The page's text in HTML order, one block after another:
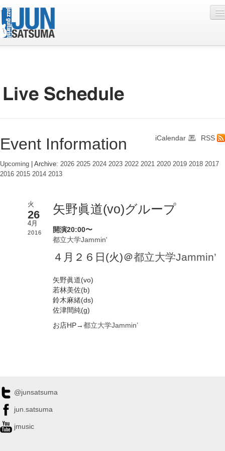
Discography
Photo
Contact
Online Lesson
RSS
iCalendar
Event Information
Upcoming | Archive: 2026 2025 2024 2023 2022 2021 2020 2019 2018 2017
2016 2015 2014 2013
火
26
4月
2016
矢野眞道(vo)グループ
開演20:00〜
都立大学Jammin'
４月２６日(火)＠都立大学Jammin’
矢野眞道(vo)
若林美佐(b)
鈴木麻緒(ds)
佐津間純(g)
お店HP→都立大学Jammin’
@junsatsuma
jun.satsuma
jmusic